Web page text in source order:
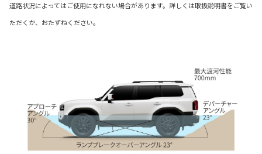
道路状況によってはご使用になれない場合があります。詳しくは取扱説明書をご覧い
ただくか、おたずねください。